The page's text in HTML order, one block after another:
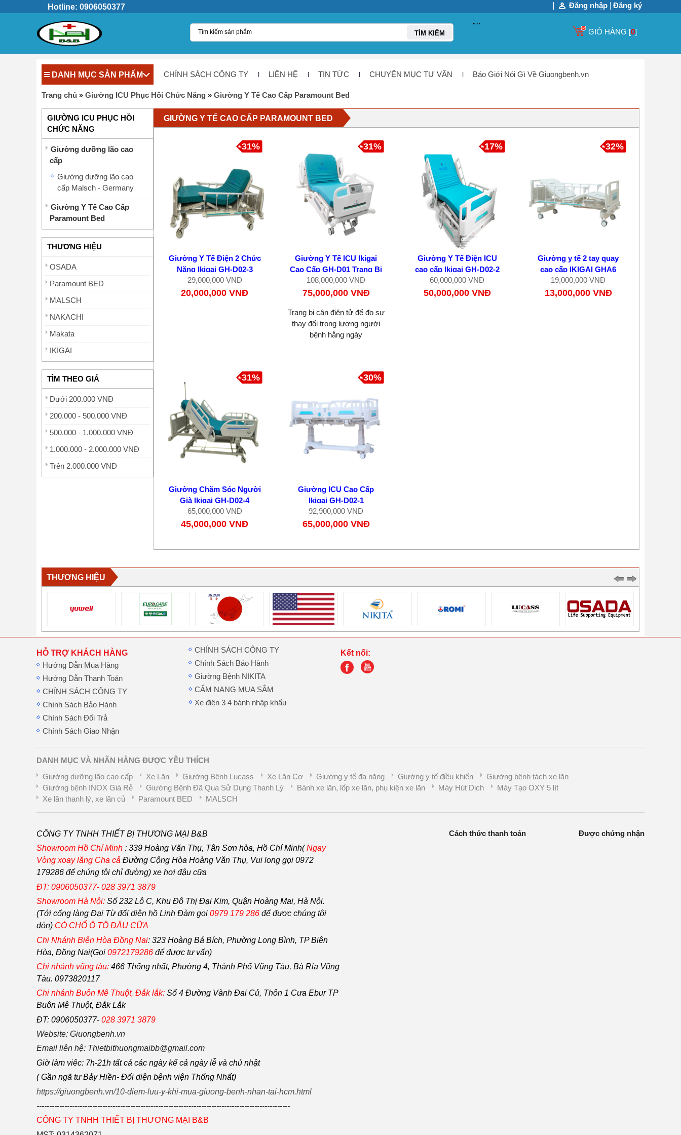
Hotline: 0906050377 Đăng nhập Đăng ký
GIỎ HÀNG [0]
TÌM KIẾM
DANH MỤC SẢN PHẨM CHÍNH SÁCH CÔNG TY LIÊN HỆ TIN TỨC CHUYÊN MỤC TƯ VẤN Báo Giới Nói Gì Về Giuongbenh.vn
Trang chủ » Giường ICU Phục Hồi Chức Năng » Giường Y Tế Cao Cấp Paramount Bed
GIƯỜNG ICU PHỤC HỒI
CHỨC NĂNG
Giường dưỡng lão cao
cấp
Giường dưỡng lão cao
cấp Malsch - Germany
Giường Y Tế Cao Cấp
Paramount Bed
THƯƠNG HIỆU
OSADA
Paramount BED
MALSCH
NAKACHI
Makata
IKIGAI
TÌM THEO GIÁ
Dưới 200.000 VNĐ
200.000 - 500.000 VNĐ
500.000 - 1.000.000 VNĐ
1.000.000 - 2.000.000 VNĐ
Trên 2.000.000 VNĐ
GIƯỜNG Y TẾ CAO CẤP PARAMOUNT BED
Giường Y Tế Điện 2 Chức
Năng Ikigai GH-D02-3
29,000,000 VNĐ
20,000,000 VNĐ
-31%
Giường Y Tế ICU Ikigai
Cao Cấp GH-D01 Trang Bị
Cân Điện Tử
108,000,000 VNĐ
75,000,000 VNĐ
-31%
Trang bị cân điện tử để đo sự
thay đổi trọng lượng người
bệnh hằng ngày
Giường Y Tế Điện ICU
cao cấp Ikigai GH-D02-2
60,000,000 VNĐ
50,000,000 VNĐ
-17%
Giường y tế 2 tay quay
cao cấp IKIGAI GHA6
19,000,000 VNĐ
13,000,000 VNĐ
-32%
Giường Chăm Sóc Người
Già Ikigai GH-D02-4
65,000,000 VNĐ
45,000,000 VNĐ
-31%
Giường ICU Cao Cấp
Ikigai GH-D02-1
92,900,000 VNĐ
65,000,000 VNĐ
-30%
THƯƠNG HIỆU
HỖ TRỢ KHÁCH HÀNG
Hướng Dẫn Mua Hàng
Hướng Dẫn Thanh Toán
CHÍNH SÁCH CÔNG TY
Chính Sách Bảo Hành
Chính Sách Đổi Trả
Chính Sách Giao Nhận
CHÍNH SÁCH CÔNG TY
Chính Sách Bảo Hành
Giường Bệnh NIKITA
CẨM NANG MUA SẮM
Xe điện 3 4 bánh nhập khẩu
Kết nối:
DANH MỤC VÀ NHÃN HÀNG ĐƯỢC YÊU THÍCH
Giường dưỡng lão cao cấp
Xe Lăn Giường Bệnh Lucass Xe Lăn Cơ Giường y tế đa năng Giường y tế điều khiển
Giường bệnh tách xe lăn
Giường bệnh INOX Giá Rẻ
Giường Bệnh Đã Qua Sử Dụng Thanh Lý Bánh xe lăn, lốp xe lăn, phụ kiện xe lăn Máy Hút Dịch
Máy Tạo OXY 5 lít
Xe lăn thanh lý, xe lăn củ
Paramount BED MALSCH
CÔNG TY TNHH THIẾT BỊ THƯƠNG MẠI B&B
Showroom Hồ Chí Minh : 339 Hoàng Văn Thụ, Tân Sơn hòa, Hồ Chí Minh(Ngay
Vòng xoay lăng Cha cả Đường Cộng Hòa Hoàng Văn Thụ, Vui long gọi 0972
179286 để chúng tôi chỉ đường) xe hơi đậu cữa
ĐT: 0906050377- 028 3971 3879
Showroom Hà Nội: Số 232 Lô C, Khu Đô Thị Đại Kim, Quận Hoàng Mai, Hà Nội.
(Tới cổng làng Đại Từ đối diện hồ Linh Đàm gọi 0979 179 286 để được chúng tôi
đón) CÓ CHỔ Ô TÔ ĐẬU CỮA
Chi Nhánh Biên Hòa Đồng Nai: 323 Hoàng Bá Bích, Phường Long Bình, TP Biên
Hòa, Đồng Nai(Gọi 0972179286 để được tư vấn)
Chi nhánh vũng tàu: 466 Thống nhất, Phường 4, Thành Phố Vũng Tàu, Bà Rịa Vũng
Tàu. 0973820117
Chi nhánh Buôn Mê Thuột, Đắk lắk: Số 4 Đường Vành Đai Củ, Thôn 1 Cưa Ebur TP
Buôn Mê Thuột, Đắk Lắk
ĐT: 0906050377- 028 3971 3879
Website: Giuongbenh.vn
Email liên hệ: Thietbithuongmaibb@gmail.com
Giờ làm viêc: 7h-21h tất cả các ngày kể cả ngày lễ và chủ nhật
( Gần ngã tư Bảy Hiền- Đối diện bệnh viện Thống Nhất)
https://giuongbenh.vn/10-diem-luu-y-khi-mua-giuong-benh-nhan-tai-hcm.html
----------------------------------------------------------------------------------------------------
CÔNG TY TNHH THIẾT BỊ THƯƠNG MẠI B&B
Được chứng nhận
Cách thức thanh toán